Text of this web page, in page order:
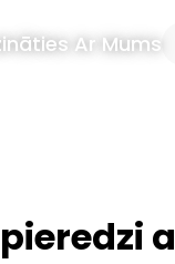
Ar Mums